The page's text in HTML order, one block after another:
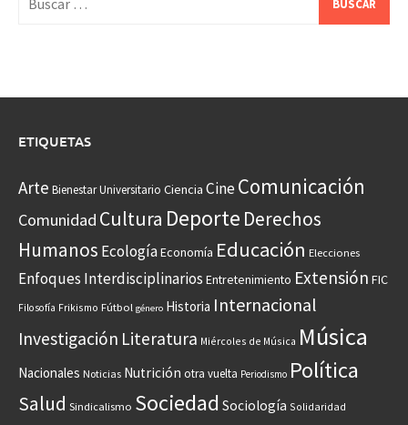
ETIQUETAS
Arte Bienestar Universitario Ciencia CineComunicación
Comunidad Cultura Deporte Derechos
Humanos EcologíaEconomía Educación Elecciones
Enfoques Interdisciplinarios Entretenimiento Extensión FIC
Filosofía Frikismo Fútbol género Historia Internacional
Investigación Literatura Miércoles de Música Música
Nacionales Noticias Nutrición otra vuelta Periodismo Política
Salud Sindicalismo Sociedad Sociología Solidaridad